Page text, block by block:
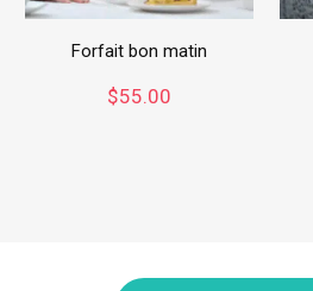
Forfait bon matin
$55.00